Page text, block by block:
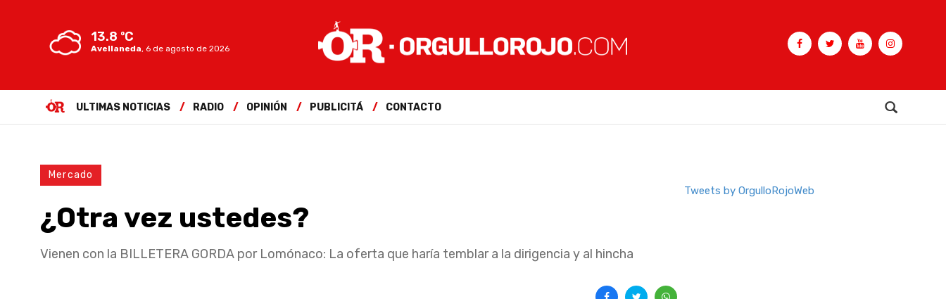
13.8 ºC
Avellaneda, 6 de agosto de 2026
ULTIMAS NOTICIAS RADIO OPINIÓN PUBLICITÁ CONTACTO
Mercado
¿Otra vez ustedes?
Vienen con la BILLETERA GORDA por Lomónaco: La oferta que haría temblar a la dirigencia y al hincha
Tweets by OrgulloRojoWeb